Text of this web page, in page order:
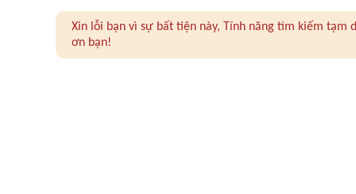
Xin lỗi bạn vì sự bất tiện này, Tính năng tìm kiếm
ơn bạn!